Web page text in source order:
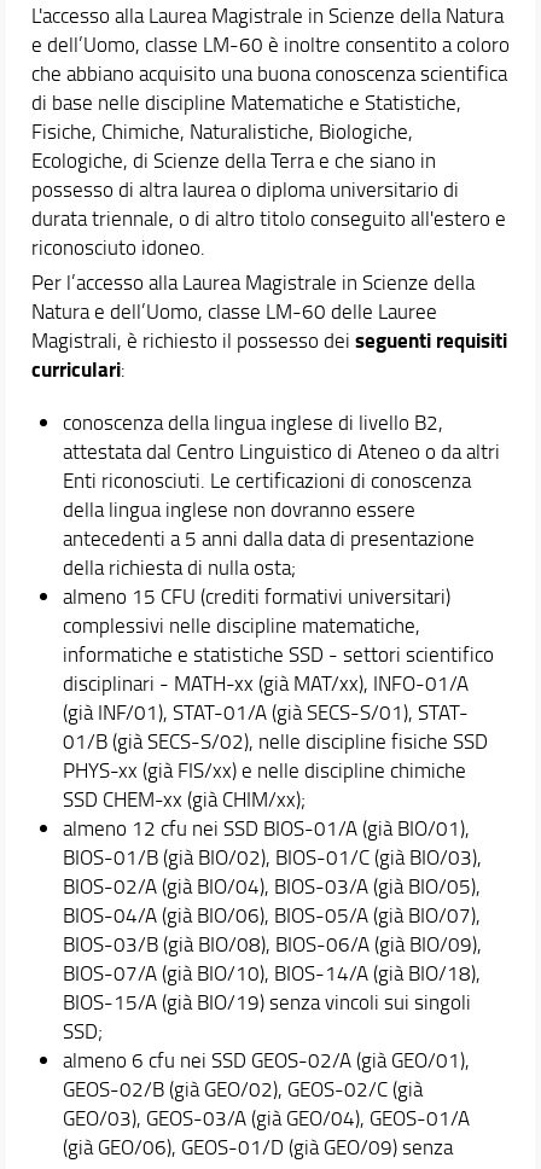
L'accesso alla Laurea Magistrale in Scienze della Natura
e dell’Uomo, classe LM-60 è inoltre consentito a coloro
che abbiano acquisito una buona conoscenza scientifica
di base nelle discipline Matematiche e Statistiche,
Fisiche, Chimiche, Naturalistiche, Biologiche,
Ecologiche, di Scienze della Terra e che siano in
possesso di altra laurea o diploma universitario di
durata triennale, o di altro titolo conseguito all'estero e
riconosciuto idoneo.
Per l’accesso alla Laurea Magistrale in Scienze della
Natura e dell’Uomo, classe LM-60 delle Lauree
Magistrali, è richiesto il possesso dei seguenti requisiti
curriculari:
conoscenza della lingua inglese di livello B2,
attestata dal Centro Linguistico di Ateneo o da altri
Enti riconosciuti. Le certificazioni di conoscenza
della lingua inglese non dovranno essere
antecedenti a 5 anni dalla data di presentazione
della richiesta di nulla osta;
almeno 15 CFU (crediti formativi universitari)
complessivi nelle discipline matematiche,
informatiche e statistiche SSD - settori scientifico
disciplinari - MATH-xx (già MAT/xx), INFO-01/A
(già INF/01), STAT-01/A (già SECS-S/01), STAT-
01/B (già SECS-S/02), nelle discipline fisiche SSD
PHYS-xx (già FIS/xx) e nelle discipline chimiche
SSD CHEM-xx (già CHIM/xx);
almeno 12 cfu nei SSD BIOS-01/A (già BIO/01),
BIOS-01/B (già BIO/02), BIOS-01/C (già BIO/03),
BIOS-02/A (già BIO/04), BIOS-03/A (già BIO/05),
BIOS-04/A (già BIO/06), BIOS-05/A (già BIO/07),
BIOS-03/B (già BIO/08), BIOS-06/A (già BIO/09),
BIOS-07/A (già BIO/10), BIOS-14/A (già BIO/18),
BIOS-15/A (già BIO/19) senza vincoli sui singoli
SSD;
almeno 6 cfu nei SSD GEOS-02/A (già GEO/01),
GEOS-02/B (già GEO/02), GEOS-02/C (già
GEO/03), GEOS-03/A (già GEO/04), GEOS-01/A
(già GEO/06), GEOS-01/D (già GEO/09) senza